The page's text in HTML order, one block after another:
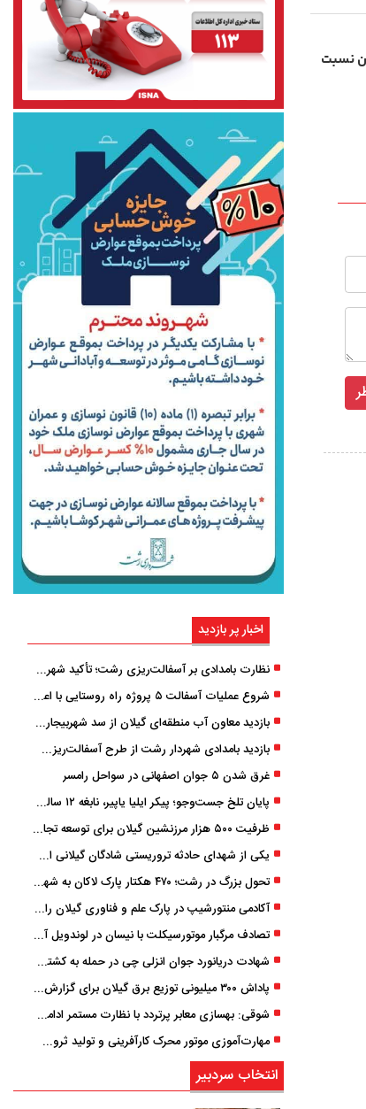
نسبت
اخبار پر بازدید
نظارت بامدادی بر آسفالت‌ریزی رشت؛ تأکید شهردار و بازرس کل بر کیفیت اجرای پروژه‌ها
شروع عملیات آسفالت ۵ پروژه راه ‌روستایی با اعتبار ۳۷۰ میلیاردی در گیلان
بازدید معاون آب منطقه‌ای گیلان از سد شهربیجار برای تداوم تأمین آب شرب استان
بازدید بامدادی شهردار رشت از طرح آسفالت‌ریزی گسترده در مناطق پنج‌گانه
غرق شدن ۵ جوان اصفهانی در سواحل رامسر
پایان تلخ جست‌وجو؛ پیکر ایلیا یاپیر، نابغه ۱۲ ساله لاهیجانی پیدا شد
ظرفیت ۵۰۰ هزار مرزنشین گیلان برای توسعه تجارت فعال می‌شود
یکی از شهدای حادثه تروریستی شادگان گیلانی است/ شهادت «سینا سیاه‌ نژاد» در درگیری با اشرار مسلح
تحول بزرگ در رشت؛ ۴۷۰ هکتار پارک لاکان به شهر ملحق می‌شود/ انتقال سند به‌ زودی
آکادمی منتورشیپ در پارک علم و فناوری گیلان راه‌اندازی شد
تصادف مرگبار موتورسیکلت با نیسان در لوندویل آستارا/ انتقال مصدوم با اورژانس هوایی به رشت
شهادت دریانورد جوان انزلی چی در حمله به کشتی تجاری در دریای کاسپین
پاداش ۳۰۰ میلیونی توزیع برق گیلان برای گزارش ماینرهای غیرمجاز
شوقی: بهسازی معابر پرتردد با نظارت مستمر ادامه دارد
مهارت‌آموزی موتور محرک کارآفرینی و تولید ثروت است
انتخاب سردبیر